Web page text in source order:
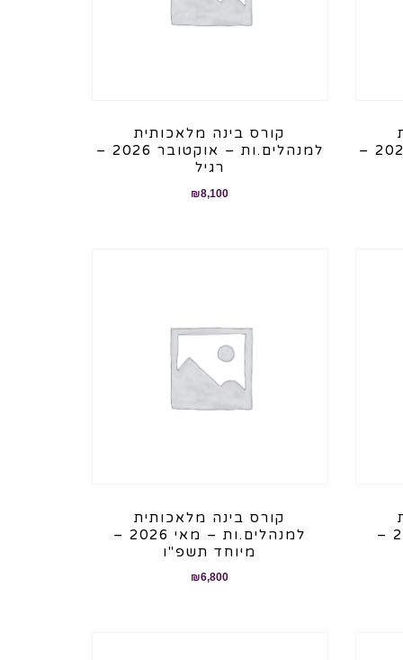
למנהלים.ות – אוקטובר 2026 –
קורס בינה מלאכותית
למנהלים.ות – אוקטובר 2026 –
רגיל
₪8,100
למנהלים.ות – מאי 2026 –
קורס בינה מלאכותית
למנהלים.ות – מאי 2026 –
מיוחד תשפ"ו
₪6,800